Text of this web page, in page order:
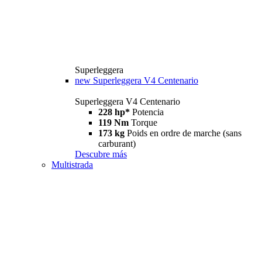
Superleggera
new Superleggera V4 Centenario
Superleggera V4 Centenario
228 hp* Potencia
119 Nm Torque
173 kg Poids en ordre de marche (sans
carburant)
Descubre más
Multistrada